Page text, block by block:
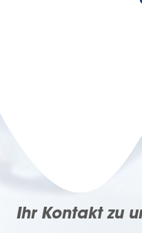
Ihr Kontakt zu